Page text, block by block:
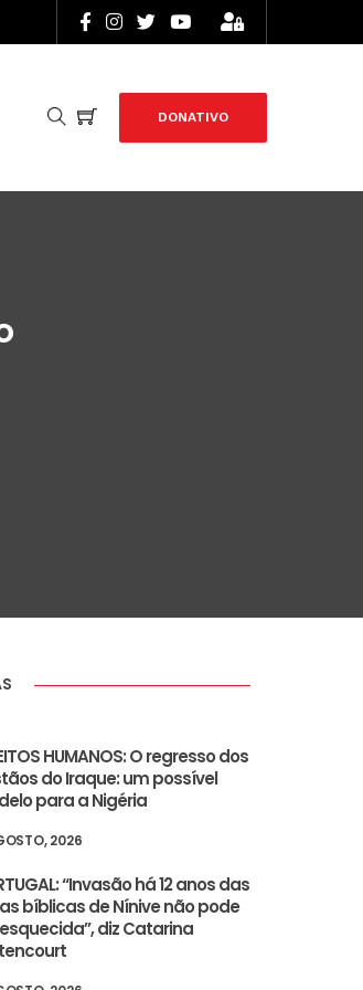
DONATIVO
HUMANOS: O regresso dos
do Iraque: um possível
para a Nigéria
2026
“Invasão há 12 anos das
bíblicas de Nínive não pode
diz Catarina